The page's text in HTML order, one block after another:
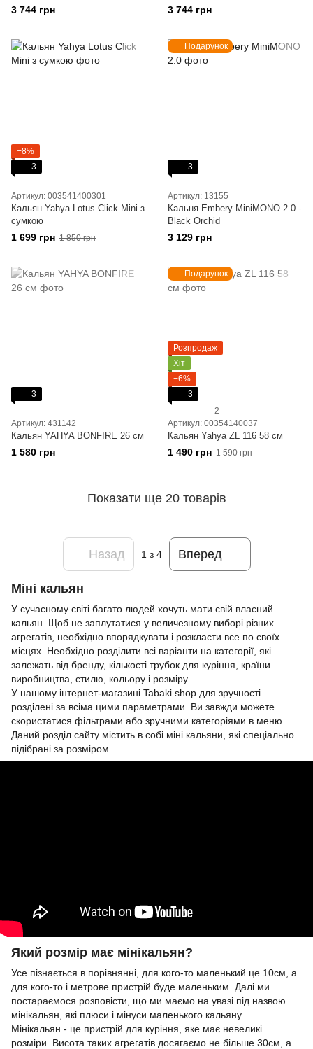
3 744 грн 3 744 грн
−8%
3
Артикул: 003541400301
Кальян Yahya Lotus Click Mini з
сумкою
1 699 грн 1 850 грн
Подарунок
3
Артикул: 13155
Кальня Embery MiniMONO 2.0 -
Black Orchid
3 129 грн
3
Артикул: 431142
Кальян YAHYA BONFIRE 26 см
1 580 грн
Подарунок
Розпродаж
Хіт
−6%
3
2
Артикул: 00354140037
Кальян Yahya ZL 116 58 см
1 490 грн 1 590 грн
Показати ще 20 товарів
Назад 1 з 4 Вперед
Міні кальян
У сучасному світі багато людей хочуть мати свій власний
кальян. Щоб не заплутатися у величезному виборі різних
агрегатів, необхідно впорядкувати і розкласти все по своїх
місцях. Необхідно розділити всі варіанти на категорії, які
залежать від бренду, кількості трубок для куріння, країни
виробництва, стилю, кольору і розміру.
У нашому інтернет-магазині Tabaki.shop для зручності
розділені за всіма цими параметрами. Ви завжди можете
скористатися фільтрами або зручними категоріями в меню.
Даний розділ сайту містить в собі міні кальяни, які спеціально
підібрані за розміром.
Який розмір має мінікальян?
Усе пізнається в порівнянні, для кого-то маленький це 10см, а
для кого-то і метрове пристрій буде маленьким. Далі ми
постараємося розповісти, що ми маємо на увазі під назвою
мінікальян, які плюси і мінуси маленького кальяну
Мінікальян - це пристрій для куріння, яке має невеликі
розміри. Висота таких агрегатів досягаємо не більше 30см, а